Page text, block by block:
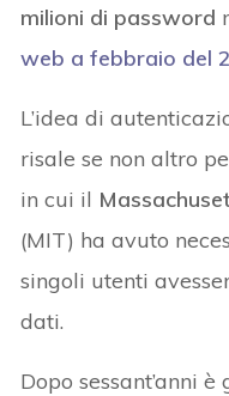
milioni di password
web a febbraio del
L’idea di
risale se non altro
in cui il
(MIT) ha avuto
singoli utenti
dati.
Dopo sessant’anni